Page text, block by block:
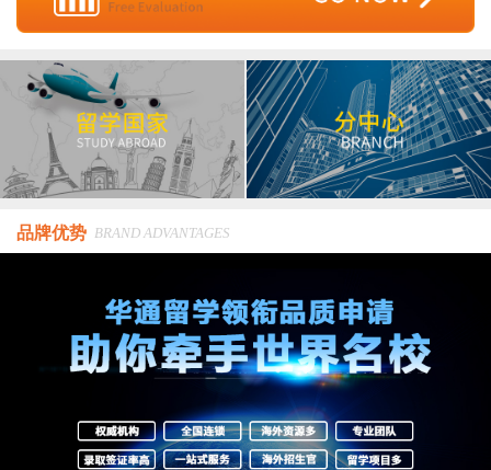
品牌优势 BRAND ADVANTAGES